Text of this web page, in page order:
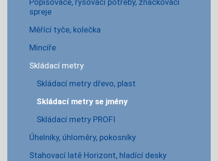
Popisovače, rýsovací potřeby, značkovací
spreje
Měřící tyče, kolečka
Mincíře
Skládací metry
Skládací metry dřevo, plast
Skládací metry se jmény
Skládací metry PROFI
Úhelníky, úhloměry, pokosníky
Stahovací latě Horizont, hladící desky